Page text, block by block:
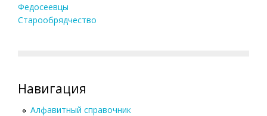
Федосеевцы
Старообрядчество
Навигация
Алфавитный справочник